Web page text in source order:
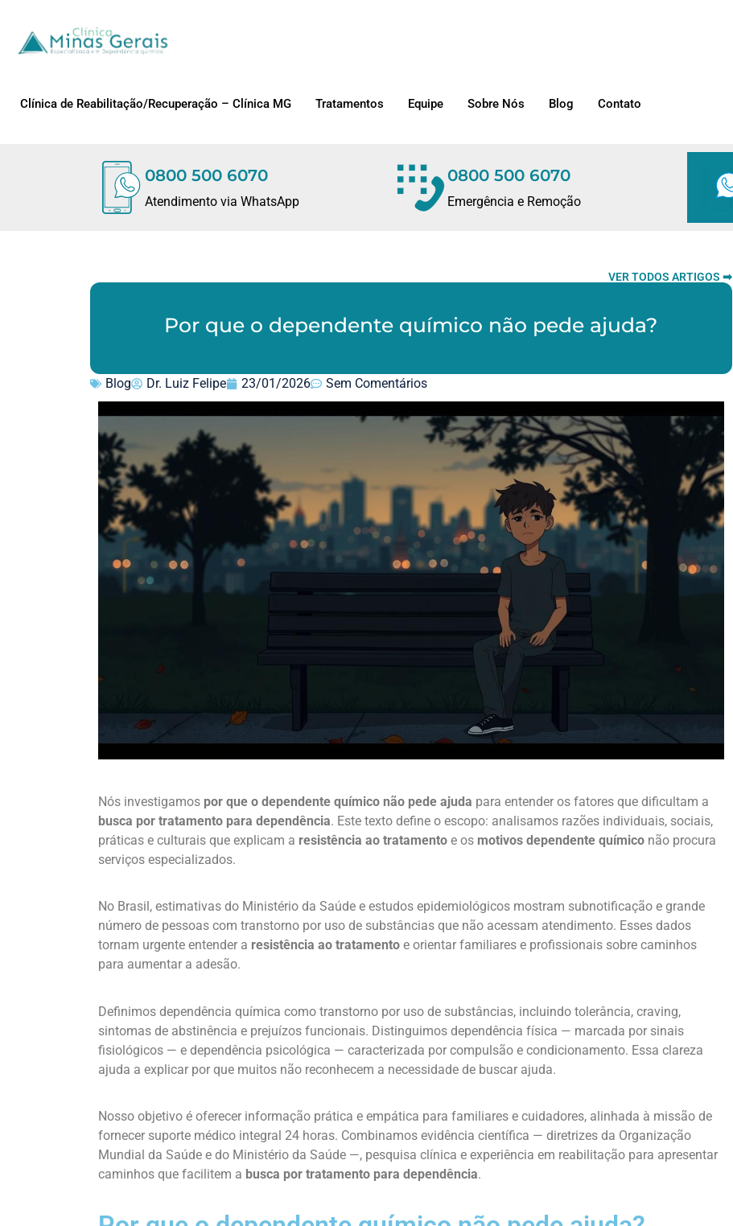
Clínica de Reabilitação/Recuperação – Clínica MG Tratamentos Equipe Sobre Nós Blog Contato
0800 500 6070
Atendimento via WhatsApp
0800 500 6070
Emergência e Remoção
VER TODOS ARTIGOS ➡
Por que o dependente químico não pede ajuda?
Blog Dr. Luiz Felipe 23/01/2026 Sem Comentários
Nós investigamos por que o dependente químico não pede ajuda para entender os fatores que dificultam a
busca por tratamento para dependência. Este texto define o escopo: analisamos razões individuais, sociais,
práticas e culturais que explicam a resistência ao tratamento e os motivos dependente químico não procura
serviços especializados.
No Brasil, estimativas do Ministério da Saúde e estudos epidemiológicos mostram subnotificação e grande
número de pessoas com transtorno por uso de substâncias que não acessam atendimento. Esses dados
tornam urgente entender a resistência ao tratamento e orientar familiares e profissionais sobre caminhos
para aumentar a adesão.
Definimos dependência química como transtorno por uso de substâncias, incluindo tolerância, craving,
sintomas de abstinência e prejuízos funcionais. Distinguimos dependência física — marcada por sinais
fisiológicos — e dependência psicológica — caracterizada por compulsão e condicionamento. Essa clareza
ajuda a explicar por que muitos não reconhecem a necessidade de buscar ajuda.
Nosso objetivo é oferecer informação prática e empática para familiares e cuidadores, alinhada à missão de
fornecer suporte médico integral 24 horas. Combinamos evidência científica — diretrizes da Organização
Mundial da Saúde e do Ministério da Saúde —, pesquisa clínica e experiência em reabilitação para apresentar
caminhos que facilitem a busca por tratamento para dependência.